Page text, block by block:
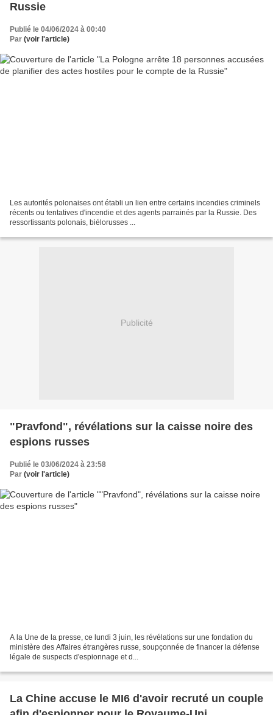
Russie
Publié le 04/06/2024 à 00:40
Par (voir l'article)
Les autorités polonaises ont établi un lien entre certains incendies criminels
récents ou tentatives d'incendie et des agents parrainés par la Russie. Des
ressortissants polonais, biélorusses ...
Publicité
"Pravfond", révélations sur la caisse noire des
espions russes
Publié le 03/06/2024 à 23:58
Par (voir l'article)
A la Une de la presse, ce lundi 3 juin, les révélations sur une fondation du
ministère des Affaires étrangères russe, soupçonnée de financer la défense
légale de suspects d'espionnage et d...
La Chine accuse le MI6 d'avoir recruté un couple